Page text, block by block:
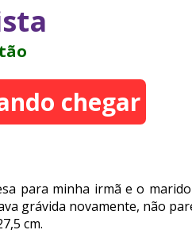
chegar
para minha irmã e o
grávida novamente, não
cm.